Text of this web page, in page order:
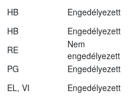
HB
Engedélyezett
HB
Engedélyezett
RE
Nem
engedélyezett
PG
Engedélyezett
EL, VI
Engedélyezett